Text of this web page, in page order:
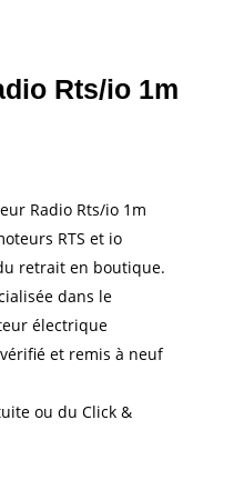
Rts/io 1m
Radio Rts/io 1m
RTS et io
retrait en boutique.
dans le
électrique
et remis à neuf
ou du Click &